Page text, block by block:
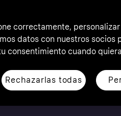
46,
correctamente,
datos con nuestros socios
consentimiento cuando
Rechazarlas todas